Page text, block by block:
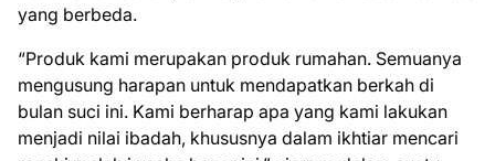
yang berbeda.
“Produk kami merupakan produk rumahan. Semuanya
mengusung harapan untuk mendapatkan berkah di
bulan suci ini. Kami berharap apa yang kami lakukan
menjadi nilai ibadah, khususnya dalam ikhtiar mencari